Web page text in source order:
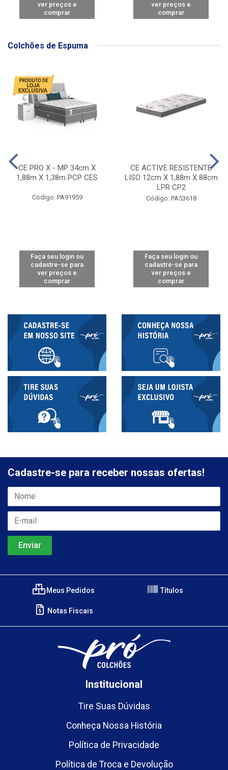
ver preços e
comprar
ver preços e
comprar
Colchões de Espuma
CE PRO X - MP 34cm X
1,88m X 1,38m PCP CES
Código: PA91959
Faça seu login ou
cadastre-se para
ver preços e
comprar
CE ACTIVE RESISTENTE
LISO 12cm X 1,88m X 88cm
LPR CP2
Código: PA53618
Faça seu login ou
cadastre-se para
ver preços e
comprar
Cadastre-se para receber nossas ofertas!
Meus Pedidos Títulos
Notas Fiscais
Institucional
Tire Suas Dúvidas
Conheça Nossa História
Política de Privacidade
Política de Troca e Devolução